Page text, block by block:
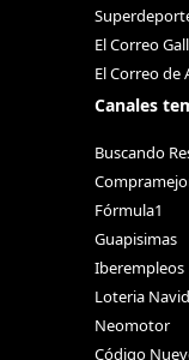
El Correo
El Correo de
Canales
Buscando
Fórmula1
Guapisimas
Iberempleos
Loteria
Neomotor
Código